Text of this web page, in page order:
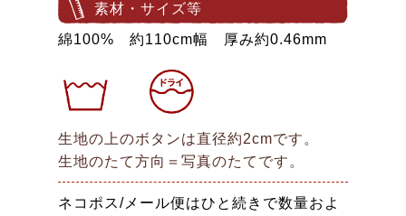
素材・サイズ等
綿100% 約110cm幅 厚み約0.46mm
生地の上のボタンは直径約2cmです。
生地のたて方向＝写真のたてです。
ネコポス/メール便はひと続きで数量およ